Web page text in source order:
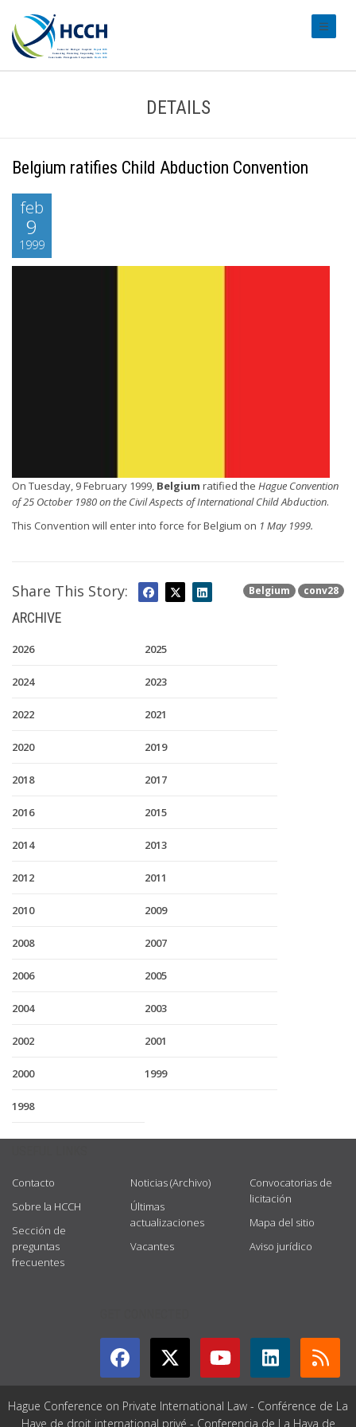
DETAILS
Belgium ratifies Child Abduction Convention
feb
9
1999
On Tuesday, 9 February 1999, Belgium ratified the Hague Convention
of 25 October 1980 on the Civil Aspects of International Child Abduction.
This Convention will enter into force for Belgium on 1 May 1999.
Belgium conv28
Share This Story:
ARCHIVE
2026 2025
2024 2023
2022 2021
2020 2019
2018 2017
2016 2015
2014 2013
2012 2011
2010 2009
2008 2007
2006 2005
2004 2003
2002 2001
2000 1999
1998
Contacto
Sobre la HCCH
Sección de
preguntas
frecuentes
Noticias (Archivo)
Últimas
actualizaciones
Vacantes
Convocatorias de
licitación
Mapa del sitio
Aviso jurídico
Hague Conference on Private International Law - Conférence de La
Haye de droit international privé - Conferencia de La Haya de